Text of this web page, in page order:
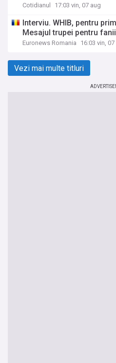
Cotidianul 17:03 vin, 07 aug
Interviu. WHIB, pentru
Mesajul trupei pentru
Euronews Romania 16:03 vin,
Vezi mai multe titluri